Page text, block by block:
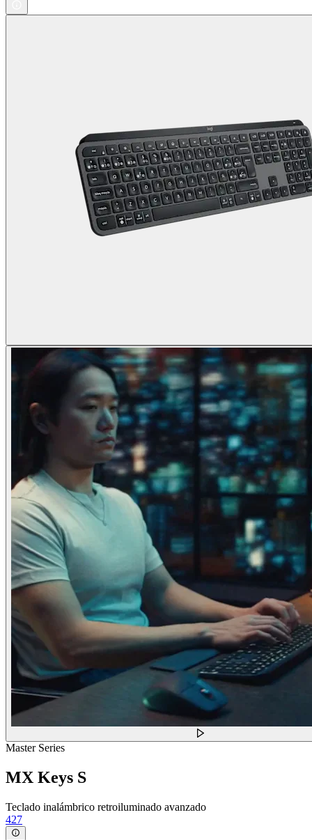
Master Series
MX Keys S
Teclado inalámbrico retroiluminado avanzado
427